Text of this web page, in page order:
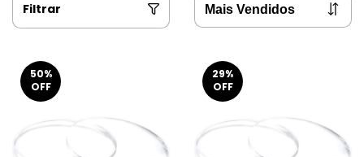
Filtrar
50%
OFF
29%
OFF